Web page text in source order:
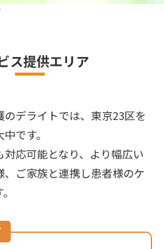
ス提供エリア
デライトでは、東京23区を
です。
応可能となり、より幅広い
ご家族と連携し患者様のケ